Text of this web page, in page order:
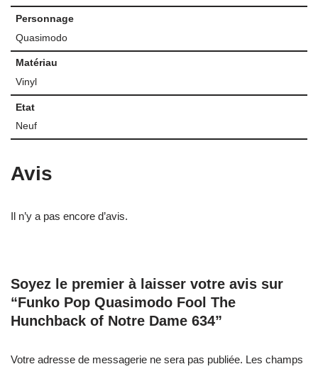
Personnage
Quasimodo
Matériau
Vinyl
Etat
Neuf
Avis
Il n’y a pas encore d’avis.
Soyez le premier à laisser votre avis sur
“Funko Pop Quasimodo Fool The
Hunchback of Notre Dame 634”
Votre adresse de messagerie ne sera pas publiée. Les champs